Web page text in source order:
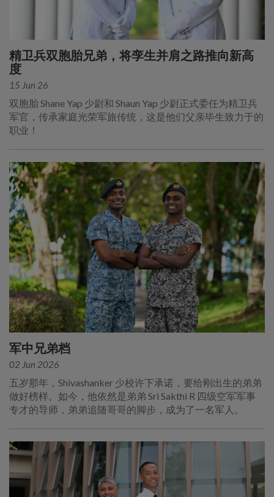
精卫兵双胞胎兄弟，将孪生并肩之路推向新高
度
15 Jun 26
双胞胎 Shane Yap 少尉和 Shaun Yap 少尉正式委任为精卫兵
军官，传承家庭光荣军旅传统，这是他们父亲毕生致力于的
职业！
军中兄弟档
02 Jun 2026
五岁那年，Shivashanker 少校许下承诺，要给刚出生的弟弟
做好榜样。如今，他依然是弟弟 Sri Sakthi R 四级空军军事
专才的导师，弟弟追随哥哥的脚步，成为了一名军人。